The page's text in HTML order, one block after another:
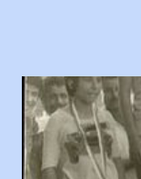
ve ürünlerini
protesto eylemiyle
adına açıklama
söylüyoruz. Bu son